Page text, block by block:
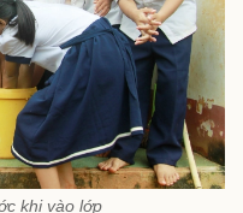
khi vào lớp